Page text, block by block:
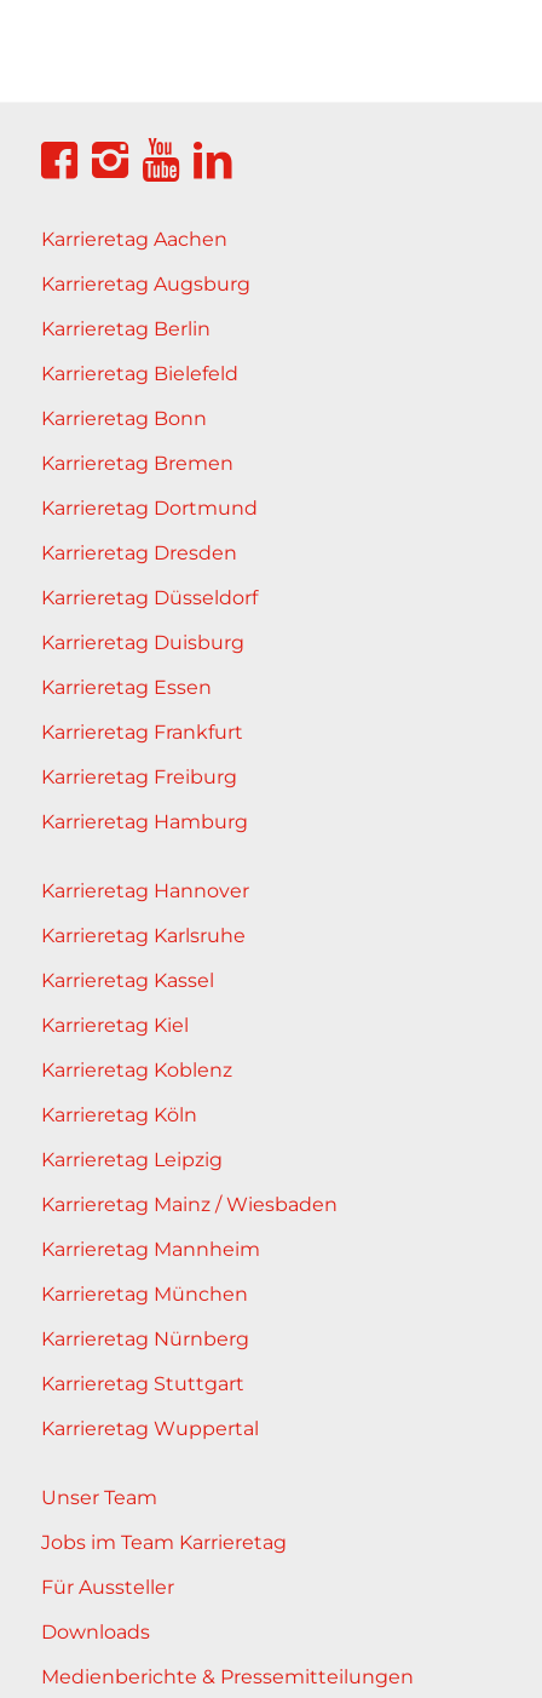
Karrieretag Aachen
Karrieretag Augsburg
Karrieretag Berlin
Karrieretag Bielefeld
Karrieretag Bonn
Karrieretag Bremen
Karrieretag Dortmund
Karrieretag Dresden
Karrieretag Düsseldorf
Karrieretag Duisburg
Karrieretag Essen
Karrieretag Frankfurt
Karrieretag Freiburg
Karrieretag Hamburg
Karrieretag Hannover
Karrieretag Karlsruhe
Karrieretag Kassel
Karrieretag Kiel
Karrieretag Koblenz
Karrieretag Köln
Karrieretag Leipzig
Karrieretag Mainz / Wiesbaden
Karrieretag Mannheim
Karrieretag München
Karrieretag Nürnberg
Karrieretag Stuttgart
Karrieretag Wuppertal
Unser Team
Jobs im Team Karrieretag
Für Aussteller
Downloads
Medienberichte & Pressemitteilungen